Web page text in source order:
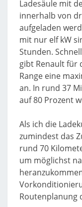
Ladesäule mit
innerhalb von
aufgeladen
mit nur elf kW
Stunden.
gibt Renault für
Range eine
an. In rund 37
auf 80 Prozent
Als ich die
zumindest das
rund 70
um möglichst
Routenplanung